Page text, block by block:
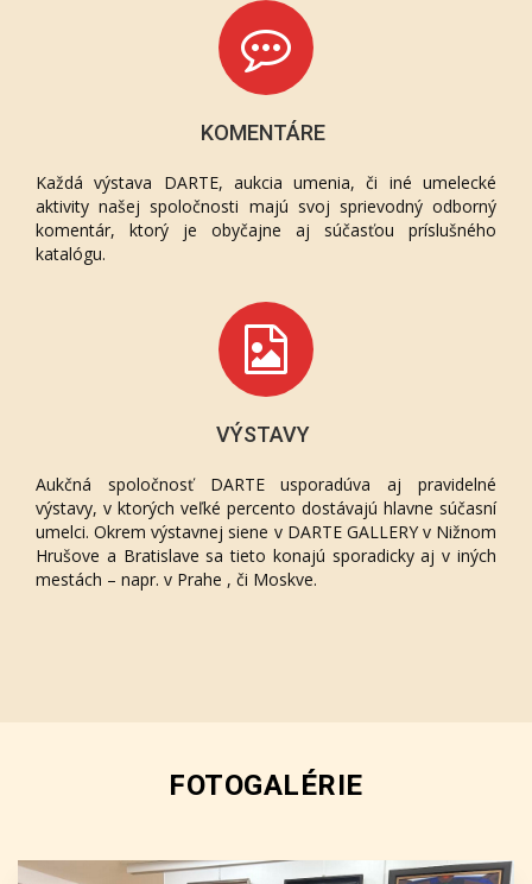
KOMENTÁRE
Každá výstava DARTE, aukcia umenia, či iné umelecké
aktivity našej spoločnosti majú svoj sprievodný odborný
komentár, ktorý je obyčajne aj súčasťou príslušného
katalógu.
VÝSTAVY
Aukčná spoločnosť DARTE usporadúva aj pravidelné
výstavy, v ktorých veľké percento dostávajú hlavne súčasní
umelci. Okrem výstavnej siene v DARTE GALLERY v Nižnom
Hrušove a Bratislave sa tieto konajú sporadicky aj v iných
mestách – napr. v Prahe , či Moskve.
FOTOGALÉRIE